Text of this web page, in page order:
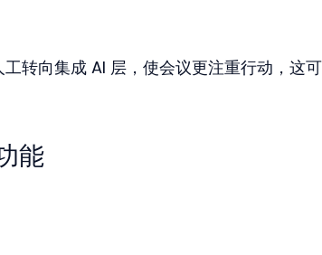
转向集成 AI 层，使会议更注重行动，这
能